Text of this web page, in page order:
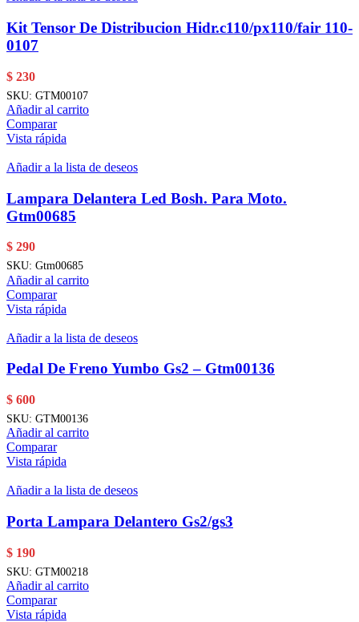
Kit Tensor De Distribucion Hidr.c110/px110/fair 110-
0107
$ 230
SKU: GTM00107
Añadir al carrito
Comparar
Vista rápida
Añadir a la lista de deseos
Lampara Delantera Led Bosh. Para Moto.
Gtm00685
$ 290
SKU: Gtm00685
Añadir al carrito
Comparar
Vista rápida
Añadir a la lista de deseos
Pedal De Freno Yumbo Gs2 – Gtm00136
$ 600
SKU: GTM00136
Añadir al carrito
Comparar
Vista rápida
Añadir a la lista de deseos
Porta Lampara Delantero Gs2/gs3
$ 190
SKU: GTM00218
Añadir al carrito
Comparar
Vista rápida